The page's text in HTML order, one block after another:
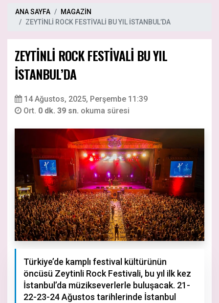
ANA SAYFA
MAGAZİN
ZEYTİNLİ ROCK FESTİVALİ BU YIL İSTANBUL’DA
ZEYTİNLİ ROCK FESTİVALİ BU YIL
İSTANBUL’DA
14 Ağustos, 2025, Perşembe 11:39
Ort. 0 dk. 39 sn. okuma süresi
Türkiye’de kamplı festival kültürünün
öncüsü Zeytinli Rock Festivali, bu yıl ilk kez
İstanbul’da müzikseverlerle buluşacak. 21-
22-23-24 Ağustos tarihlerinde İstanbul